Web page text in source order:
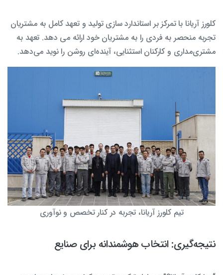
کلورز آریانا با تمرکز بر استاندارد سازی تولید و تعهد کامل به مشتریان
تجربه منحصر به فردی را به مشتریان خود ارائه می دهد. تعهد به
مشتری‌مداری و کارکنان استثنایی، آینده‌ای روشن را نوید می‌دهد.
تیم کلورز آریانا، تجربه در کنار تخصص و نوآوری
نتیجه‌گیری: انتخاب هوشمندانه برای صنایع